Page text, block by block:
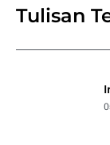
Tulisan